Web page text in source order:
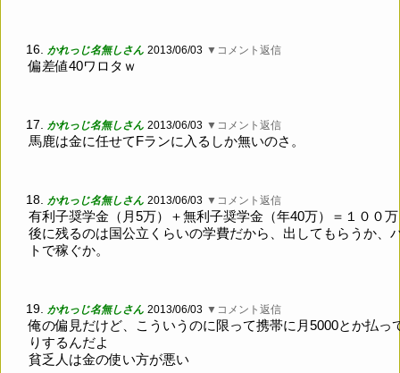
16. かれっじ名無しさん 2013/06/03 ▼コメント返信
偏差値40ワロタｗ
17. かれっじ名無しさん 2013/06/03 ▼コメント返信
馬鹿は金に任せてFランに入るしか無いのさ。
18. かれっじ名無しさん 2013/06/03 ▼コメント返信
有利子奨学金（月5万）＋無利子奨学金（年40万）＝１００万
後に残るのは国公立くらいの学費だから、出してもらうか、
トで稼ぐか。
19. かれっじ名無しさん 2013/06/03 ▼コメント返信
俺の偏見だけど、こういうのに限って携帯に月5000とか払っ
りするんだよ
貧乏人は金の使い方が悪い